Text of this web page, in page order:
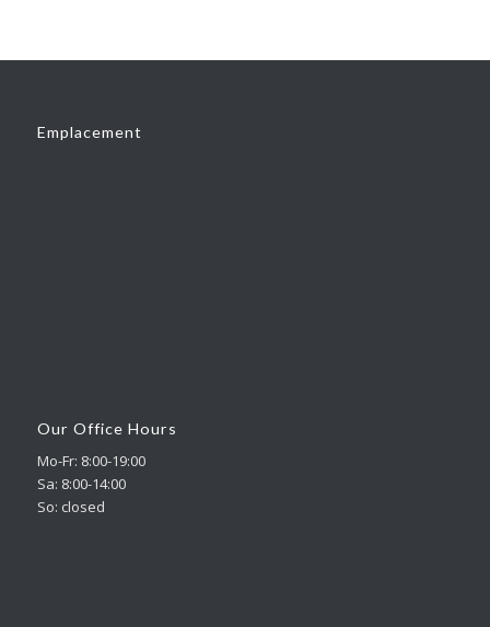
Emplacement
Our Office Hours
Mo-Fr: 8:00-19:00
Sa: 8:00-14:00
So: closed